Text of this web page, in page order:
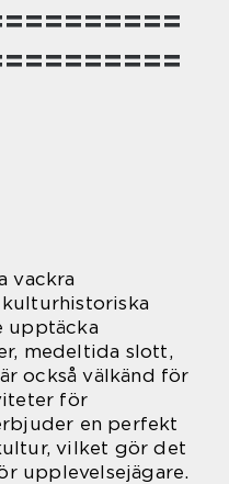
vackra
upptäcka
medeltida slott,
också välkänd för
för
en perfekt
vilket gör det
upplevelsejägare.